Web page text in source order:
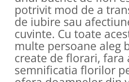
potrivit mod de a
de iubire sau
cuvinte. Cu toate
multe persoane aleg
create de florari, fara
semnificatia florilor